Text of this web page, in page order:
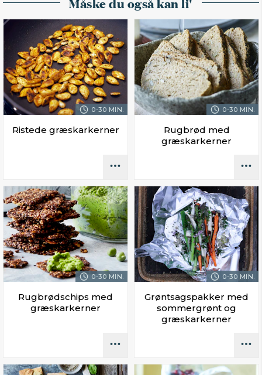
0-30 MIN.
Ristede græskarkerner
0-30 MIN.
Rugbrød med
græskarkerner
0-30 MIN.
Rugbrødschips med
græskarkerner
0-30 MIN.
Grøntsagspakker med
sommergrønt og
græskarkerner